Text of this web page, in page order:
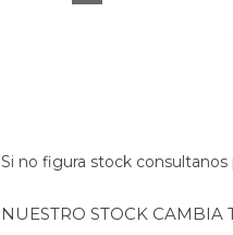
Si no figura stock consultanos
NUESTRO STOCK CAMBIA